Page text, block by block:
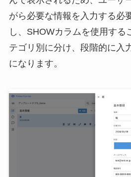
がら必要な情報を入力する必
し、SHOWカラムを使用する
テゴリ別に分け、段階的に入
になります。